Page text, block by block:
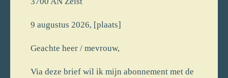
9 augustus 2026, [plaats]
Geachte heer / mevrouw,
Via deze brief wil ik mijn abonnement met de